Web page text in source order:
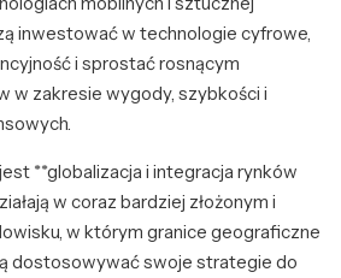
inwestować w technologie cyfrowe,
i sprostać rosnącym
w zakresie wygody, szybkości i
**globalizacja i integracja rynków
w coraz bardziej złożonym i
w którym granice geograficzne
dostosowywać swoje strategie do